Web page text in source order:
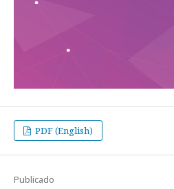
PDF (English)
Publicado